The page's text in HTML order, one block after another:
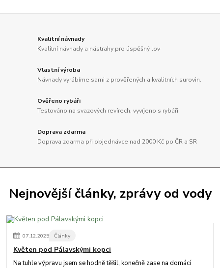
Kvalitní návnady
Kvalitní návnady a nástrahy pro úspěšný lov
Vlastní výroba
Návnady vyrábíme sami z prověřených a kvalitních surovin.
Ověřeno rybáři
Testováno na svazových revírech, vyvíjeno s rybáři
Doprava zdarma
Doprava zdarma při objednávce nad 2000 Kč po ČR a SR
Nejnovější články, zprávy od vody
07.12.2025 Články
Květen pod Pálavskými kopci
Na tuhle výpravu jsem se hodně těšil, konečně zase na domácí